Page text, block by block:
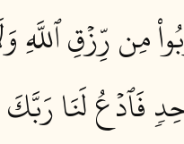
مِن رِّزۡقِ ٱللَّهِ
فَٱدۡعُ لَنَا رَبَّكَ